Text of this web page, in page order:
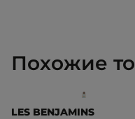
Похожие
LES BENJAMINS